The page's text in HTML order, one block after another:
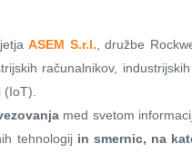
ASEM S.r.l. , družbe
računalnikov,
med svetom
tehnologij in smernic, na